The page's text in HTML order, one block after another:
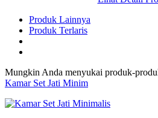
Produk Lainnya
Produk Terlaris
Mungkin Anda menyukai produk-
Kamar Set Jati Minim